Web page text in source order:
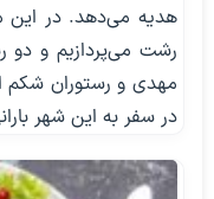
هدیه می‌دهد. در این
رشت می‌پردازیم و دو
مهدی و رستوران شکم
در سفر به این شهر